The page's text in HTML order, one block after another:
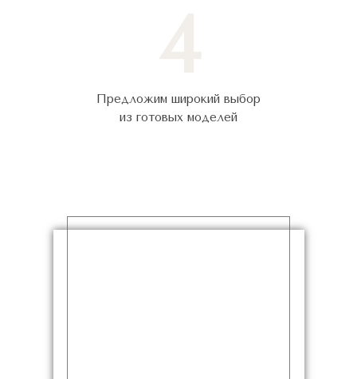
Предложим широкий выбор
из готовых моделей